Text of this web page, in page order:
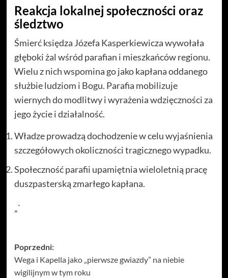
Reakcja lokalnej społeczności oraz
śledztwo
Śmierć księdza Józefa Kasperkiewicza wywołała
głęboki żal wśród parafian i mieszkańców regionu.
Wielu z nich wspomina go jako kapłana oddanego
służbie ludziom i Bogu. Parafia mobilizuje
wiernych do modlitwy i wyrażenia wdzięczności za
jego życie i działalność.
Władze prowadzą dochodzenie w celu wyjaśnienia
szczegółowych okoliczności tragicznego wypadku.
Społeczność parafii upamiętnia wieloletnią pracę
duszpasterską zmarłego kapłana.
„`
Zobacz
wpisy
Poprzedni:
Wega i Kapella jako „pierwsze gwiazdy” na niebie
wigilijnym w tym roku